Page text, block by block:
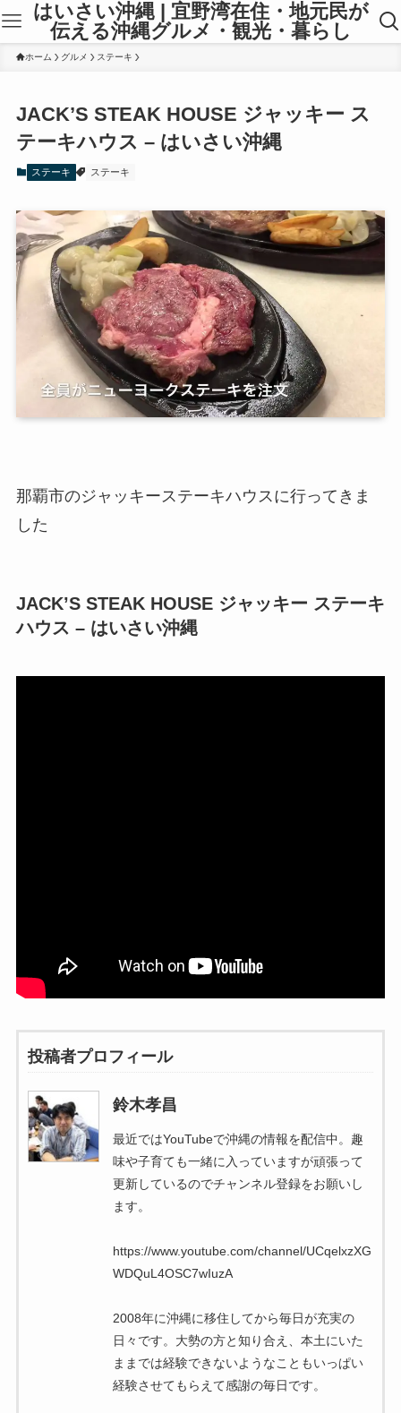
はいさい沖縄 | 宜野湾在住・地元民が
伝える沖縄グルメ・観光・暮らし
ホーム グルメ ステーキ
JACK’S STEAK HOUSE ジャッキー ス
テーキハウス – はいさい沖縄
ステーキ ステーキ
那覇市のジャッキーステーキハウスに行ってきま
した
JACK’S STEAK HOUSE ジャッキー ステーキ
ハウス – はいさい沖縄
投稿者プロフィール
鈴木孝昌
最近ではYouTubeで沖縄の情報を配信中。趣
味や子育ても一緒に入っていますが頑張って
更新しているのでチャンネル登録をお願いし
ます。
https://www.youtube.com/channel/UCqelxzXG
WDQuL4OSC7wIuzA
2008年に沖縄に移住してから毎日が充実の
日々です。大勢の方と知り合え、本土にいた
ままでは経験できないようなこともいっぱい
経験させてもらえて感謝の毎日です。